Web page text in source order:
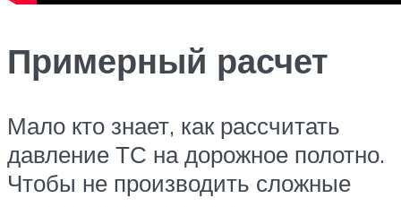
Примерный расчет
Мало кто знает, как рассчитать
давление ТС на дорожное полотно.
Чтобы не производить сложные